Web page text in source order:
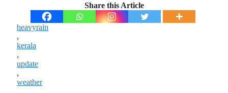
Share this Article
heavyrain
,
kerala
,
update
,
weather